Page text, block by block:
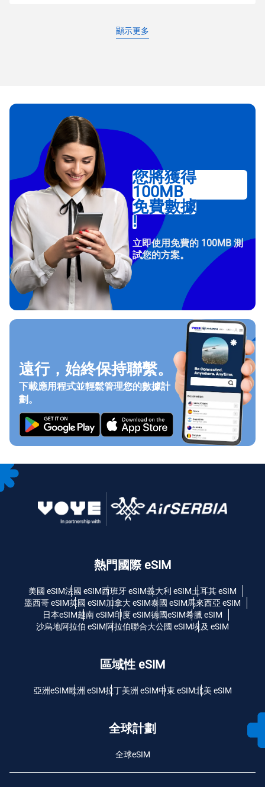
顯示更多
您將獲得
100MB
免費數據
!
立即使用免費的 100MB 測
試您的方案。
遠行，始終保持聯繫。
下載應用程式並輕鬆管理您的數據計
劃。
熱門國際 eSIM
美國 eSIM法國 eSIM西班牙 eSIM義大利 eSIM土耳其 eSIM
墨西哥 eSIM英國 eSIM加拿大 eSIM泰國 eSIM馬來西亞 eSIM
日本eSIM越南 eSIM印度 eSIM德國eSIM希臘 eSIM
沙烏地阿拉伯 eSIM阿拉伯聯合大公國 eSIM埃及 eSIM
區域性 eSIM
亞洲eSIM歐洲 eSIM拉丁美洲 eSIM中東 eSIM北美 eSIM
全球計劃
全球eSIM